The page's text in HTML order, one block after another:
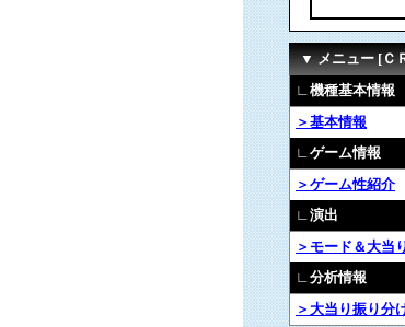
▼ メニュー [Ｃ
∟機種基本情報
＞基本情報
∟ゲーム情報
＞ゲーム性紹介
∟演出
＞モード＆大当
∟分析情報
＞大当り振り分